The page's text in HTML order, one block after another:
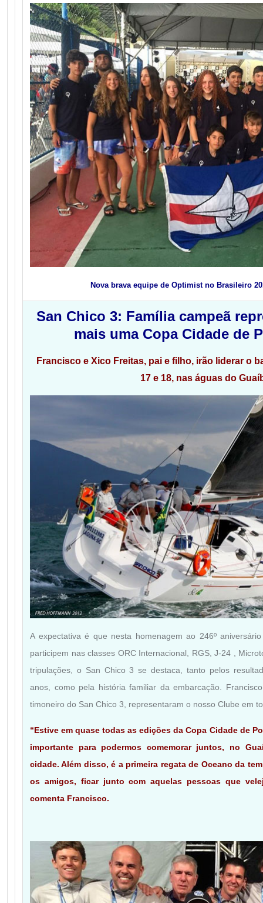
Nova brava equipe de Optimist no Brasileiro
San Chico 3: Família campeã
mais uma Copa Cidade de
Francisco e Xico Freitas, pai e filho, irão liderar o
17 e 18, nas águas do
A expectativa é que nesta homenagem ao 246º
participem nas classes ORC Internacional, RGS, J-24 ,
tripulações, o San Chico 3 se destaca, tanto pelos
anos, como pela história familiar da embarcação.
timoneiro do San Chico 3, representaram o nosso Clube em
“Estive em quase todas as edições da Copa Cidade de
importante para podermos comemorar juntos, no
cidade. Além disso, é a primeira regata de Oceano da
os amigos, ficar junto com aquelas pessoas que
comenta Francisco.